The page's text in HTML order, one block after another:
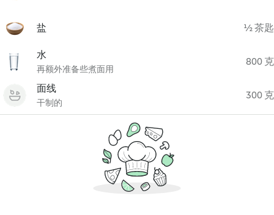
盐 ½ 茶匙
水
再额外准备些煮面用
800 克
面线
干制的
300 克